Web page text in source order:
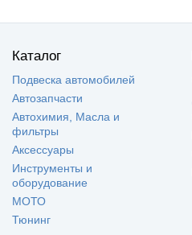
Каталог
Подвеска автомобилей
Автозапчасти
Автохимия, Масла и
фильтры
Аксессуары
Инструменты и
оборудование
МОТО
Тюнинг